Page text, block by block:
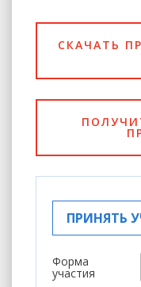
СКАЧАТЬ
ПРИНЯТЬ
Форма
участия